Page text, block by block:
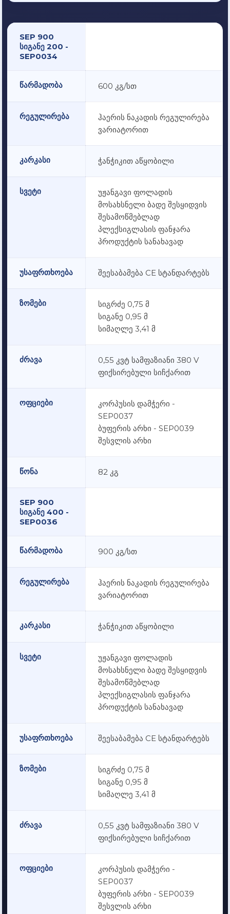
SEP 900
სიგანე 200 -
SEP0034
წარმადობა 600 კგ/სთ
რეგულირება
ჰაერის ნაკადის რეგულირება
ვარიატორით
კარკასი ჭანჭიკით აწყობილი
სვეტი
უჟანგავი ფოლადის
მოსახსნელი ბადე შესყიდვის
შესამოწმებლად
პლექსიგლასის ფანჯარა
პროდუქტის სანახავად
უსაფრთხოება შეესაბამება CE სტანდარტებს
ზომები
სიგრძე 0,75 მ
სიგანე 0,95 მ
სიმაღლე 3,41 მ
ძრავა
0,55 კვტ სამფაზიანი 380 V
ფიქსირებული სიჩქარით
ოფციები
კორპუსის დამჭერი -
SEP0037
ბუფერის არხი - SEP0039
შესვლის არხი
წონა 82 კგ
SEP 900
სიგანე 400 -
SEP0036
წარმადობა 900 კგ/სთ
რეგულირება
ჰაერის ნაკადის რეგულირება
ვარიატორით
კარკასი ჭანჭიკით აწყობილი
სვეტი
უჟანგავი ფოლადის
მოსახსნელი ბადე შესყიდვის
შესამოწმებლად
პლექსიგლასის ფანჯარა
პროდუქტის სანახავად
უსაფრთხოება შეესაბამება CE სტანდარტებს
ზომები
სიგრძე 0,75 მ
სიგანე 0,95 მ
სიმაღლე 3,41 მ
ძრავა
0,55 კვტ სამფაზიანი 380 V
ფიქსირებული სიჩქარით
ოფციები
კორპუსის დამჭერი -
SEP0037
ბუფერის არხი - SEP0039
შესვლის არხი